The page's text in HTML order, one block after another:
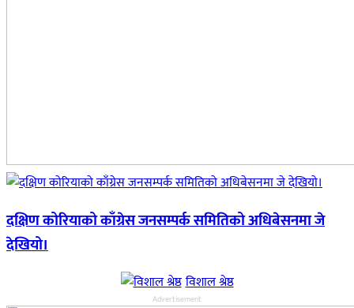
दक्षिण कोरियाको काँग्रेस जनसम्पर्क समितिको अधिबेसनमा जे
देखियो।
विशाल श्रेष्ठ
Advertisement